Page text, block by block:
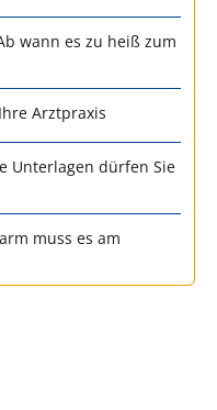
wann es zu heiß zum
Arztpraxis
Unterlagen dürfen Sie
muss es am